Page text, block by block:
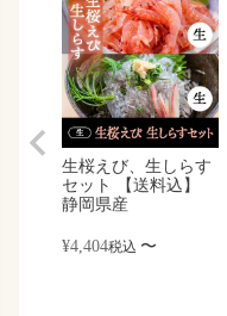
生桜えび、生しらす
セット 【送料込】
静岡県産
¥4,404税込 〜